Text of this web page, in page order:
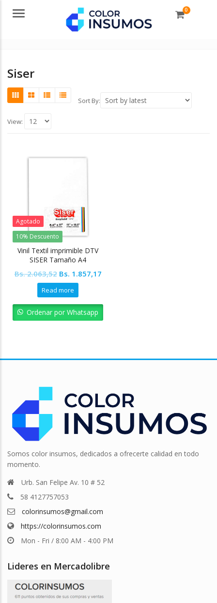
Menu 0
Siser
Sort By:
View:
Agotado
10% Descuento
Vinil Textil imprimible DTV
SISER Tamaño A4
Bs.2.063,52 Original
price
was:
Bs. 2.063,52.
Bs. 1.857,17Current
Bs. 1.857,17.
Read more
Ordenar por Whatsapp
Somos color insumos, dedicados a ofrecerte calidad en todo
momento.
Urb. San Felipe Av. 10 # 52
58 4127757053
colorinsumos@gmail.com
https://colorinsumos.com
Mon - Fri / 8:00 AM - 4:00 PM
Lideres en Mercadolibre